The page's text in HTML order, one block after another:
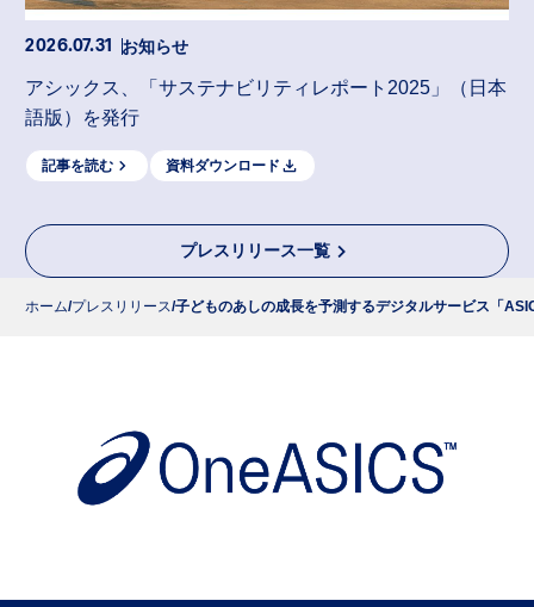
2026.07.31 お知らせ
アシックス、「サステナビリティレポート2025」（日本
語版）を発行
記事を読む 資料ダウンロード
プレスリリース一覧
ホーム プレスリリース 子どものあしの成長を予測するデジタルサービス「